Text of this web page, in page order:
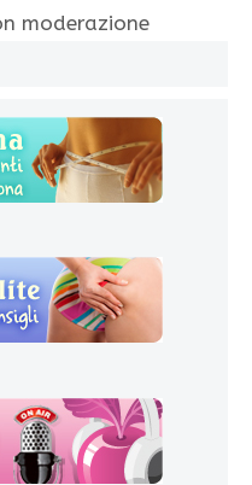
moderazione